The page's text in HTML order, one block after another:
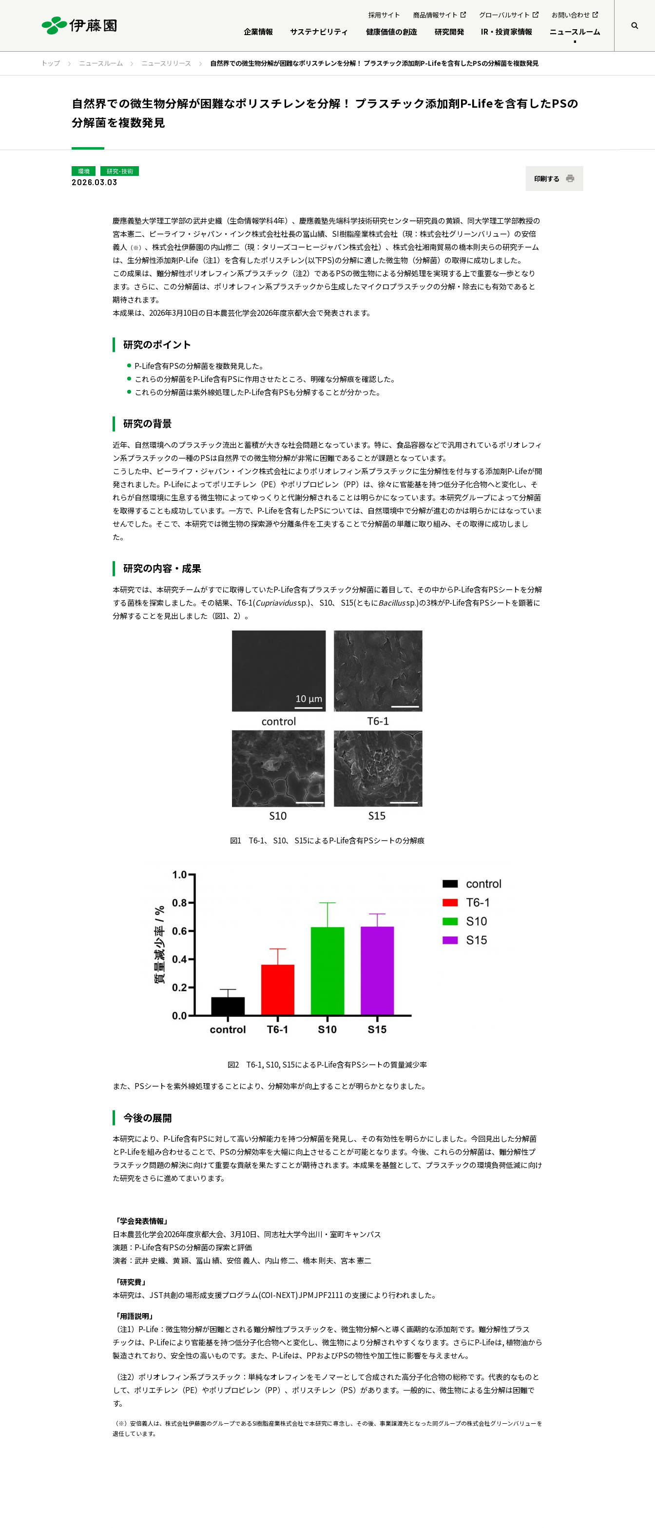
企業情報
グループ経営理念
サステナビリティ
基本的な考え方と推進体制
グループガバナンス
サステナビリティトップ
健康価値の創造 研究開発
研究・技術開発
IR・投資家情報
経営戦略
よくいただくご質問
ニュースルーム
採用サイト 商品情報サイト グローバルサイト お問い合わせ
トップ ニュースルーム ニュースリリース 自然界での微生物分解が困難なポリスチレンを分解！ プラスチック添加剤P-Lifeを含有したPSの分解菌を複数発見
自然界での微生物分解が困難なポリスチレンを分解！ プラスチック添加剤P-Lifeを含有したPSの
分解菌を複数発見
印刷する
環境 研究･技術
2026.03.03
慶應義塾大学理工学部の武井史織（生命情報学科4年）、慶應義塾先端科学技術研究センター研究員の黄穎、同大学理工学部教授の
宮本憲二、ピーライフ・ジャパン・インク株式会社社長の冨山績、SI樹脂産業株式会社（現：株式会社グリーンバリュー）の安倍
義人 （※） 、株式会社伊藤園の内山修二（現：タリーズコーヒージャパン株式会社）、株式会社湘南貿易の橋本則夫らの研究チーム
は、生分解性添加剤P-Life（注1）を含有したポリスチレン(以下PS)の分解に適した微生物（分解菌）の取得に成功しました。
この成果は、難分解性ポリオレフィン系プラスチック（注2）であるPSの微生物による分解処理を実現する上で重要な一歩となり
ます。さらに、この分解菌は、ポリオレフィン系プラスチックから生成したマイクロプラスチックの分解・除去にも有効であると
期待されます。
本成果は、2026年3月10日の日本農芸化学会2026年度京都大会で発表されます。
研究のポイント
P-Life含有PSの分解菌を複数発見した。
これらの分解菌をP-Life含有PSに作用させたところ、明確な分解痕を確認した。
これらの分解菌は紫外線処理したP-Life含有PSも分解することが分かった。
研究の背景
近年、自然環境へのプラスチック流出と蓄積が大きな社会問題となっています。特に、食品容器などで汎用されているポリオレフィ
ン系プラスチックの一種のPSは自然界での微生物分解が非常に困難であることが課題となっています。
こうした中、ピーライフ・ジャパン・インク株式会社によりポリオレフィン系プラスチックに生分解性を付与する添加剤P-Lifeが開
発されました。P-Lifeによってポリエチレン（PE）やポリプロピレン（PP）は、徐々に官能基を持つ低分子化合物へと変化し、そ
れらが自然環境に生息する微生物によってゆっくりと代謝分解されることは明らかになっています。本研究グループによって分解菌
を取得することも成功しています。一方で、P-Lifeを含有したPSについては、自然環境中で分解が進むのかは明らかにはなっていま
せんでした。そこで、本研究では微生物の探索源や分離条件を工夫することで分解菌の単離に取り組み、その取得に成功しまし
た。
研究の内容・成果
本研究では、本研究チームがすでに取得していたP-Life含有プラスチック分解菌に着目して、その中からP-Life含有PSシートを分解
する菌株を探索しました。その結果、T6-1(Cupriavidussp.)、 S10、 S15(ともにBacillussp.)の3株がP-Life含有PSシートを顕著に
分解することを見出しました（図1、2）。
図1 T6-1、 S10、 S15によるP-Life含有PSシートの分解痕
図2 T6-1, S10, S15によるP-Life含有PSシートの質量減少率
また、PSシートを紫外線処理することにより、分解効率が向上することが明らかとなりました。
今後の展開
本研究により、P-Life含有PSに対して高い分解能力を持つ分解菌を発見し、その有効性を明らかにしました。今回見出した分解菌
とP-Lifeを組み合わせることで、PSの分解効率を大幅に向上させることが可能となります。今後、これらの分解菌は、難分解性プ
ラスチック問題の解決に向けて重要な貢献を果たすことが期待されます。本成果を基盤として、プラスチックの環境負荷低減に向け
た研究をさらに進めてまいります。
「学会発表情報」
日本農芸化学会2026年度京都大会、3月10日、同志社大学今出川・室町キャンパス
演題：P-Life含有PSの分解菌の探索と評価
演者：武井 史織、黄 穎、冨山 績、安倍 義人、内山 修二、橋本 則夫、宮本 憲二
「研究費」
本研究は、JST共創の場形成支援プログラム(COI-NEXT)JPMJPF2111 の支援により行われました。
「用語説明」
（注1）P-Life：微生物分解が困難とされる難分解性プラスチックを、微生物分解へと導く画期的な添加剤です。難分解性プラス
チックは、P-Lifeにより官能基を持つ低分子化合物へと変化し、微生物により分解されやすくなります。さらにP-Lifeは, 植物油から
製造されており、安全性の高いものです。また、P-Lifeは、PPおよびPSの物性や加工性に影響を与えません。
（注2）ポリオレフィン系プラスチック：単純なオレフィンをモノマーとして合成された高分子化合物の総称です。代表的なものと
して、ポリエチレン（PE）やポリプロピレン（PP）、ポリスチレン（PS）があります。一般的に、微生物による生分解は困難で
す。
（※）安倍義人は、株式会社伊藤園のグループであるSI樹脂産業株式会社で本研究に専念し、その後、事業譲渡先となった同グループの株式会社グリーンバリューを
退任しています。